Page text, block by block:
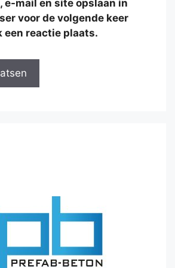
e-mail en site opslaan in
voor de volgende keer
een reactie plaats.